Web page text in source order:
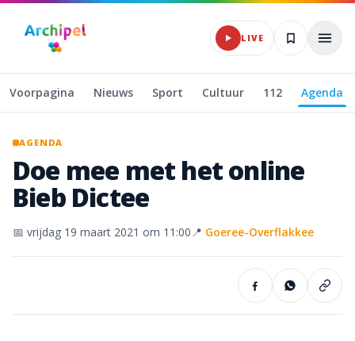
Naar hoofdinhoud
LIVE
Voorpagina Nieuws Sport Cultuur 112 Agenda
AGENDA
Doe mee met hetonline
Bieb Dictee
📅 vrijdag 19 maart 2021 om 11:00📍 Goeree-Overflakkee